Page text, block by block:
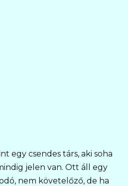
egy csendes társ, aki soha
jelen van. Ott áll egy
nem követelőző, de ha